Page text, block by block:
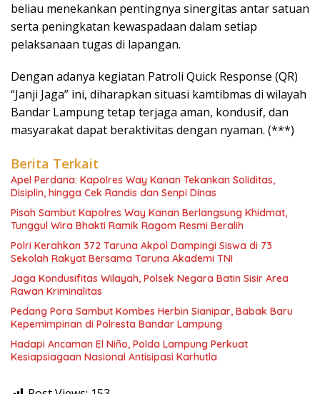
beliau menekankan pentingnya sinergitas antar satuan
serta peningkatan kewaspadaan dalam setiap
pelaksanaan tugas di lapangan.
Dengan adanya kegiatan Patroli Quick Response (QR)
“Janji Jaga” ini, diharapkan situasi kamtibmas di wilayah
Bandar Lampung tetap terjaga aman, kondusif, dan
masyarakat dapat beraktivitas dengan nyaman. (***)
Berita Terkait
Apel Perdana: Kapolres Way Kanan Tekankan Soliditas,
Disiplin, hingga Cek Randis dan Senpi Dinas
Pisah Sambut Kapolres Way Kanan Berlangsung Khidmat,
Tunggul Wira Bhakti Ramik Ragom Resmi Beralih
Polri Kerahkan 372 Taruna Akpol Dampingi Siswa di 73
Sekolah Rakyat Bersama Taruna Akademi TNI
Jaga Kondusifitas Wilayah, Polsek Negara Batin Sisir Area
Rawan Kriminalitas
Pedang Pora Sambut Kombes Herbin Sianipar, Babak Baru
Kepemimpinan di Polresta Bandar Lampung
Hadapi Ancaman El Niño, Polda Lampung Perkuat
Kesiapsiagaan Nasional Antisipasi Karhutla